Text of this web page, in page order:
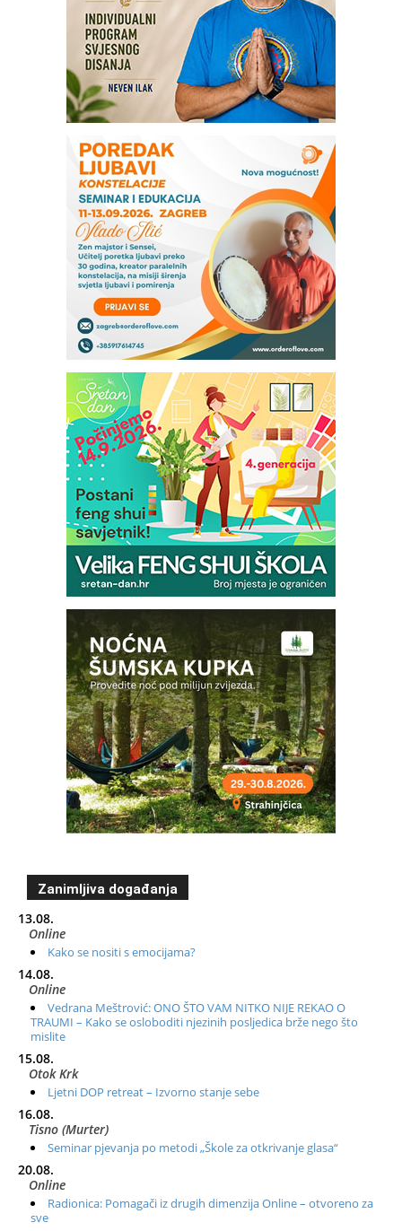
Zanimljiva događanja
13.08.
Online
Kako se nositi s emocijama?
14.08.
Online
Vedrana Meštrović: ONO ŠTO VAM NITKO NIJE REKAO O
TRAUMI – Kako se osloboditi njezinih posljedica brže nego što
mislite
15.08.
Otok Krk
Ljetni DOP retreat – Izvorno stanje sebe
16.08.
Tisno (Murter)
Seminar pjevanja po metodi „Škole za otkrivanje glasa“
20.08.
Online
Radionica: Pomagači iz drugih dimenzija Online – otvoreno za
sve